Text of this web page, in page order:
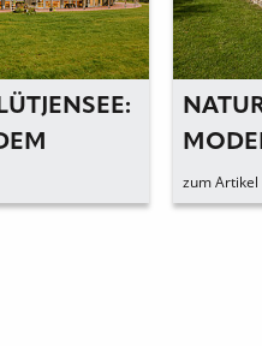
zum Artikel